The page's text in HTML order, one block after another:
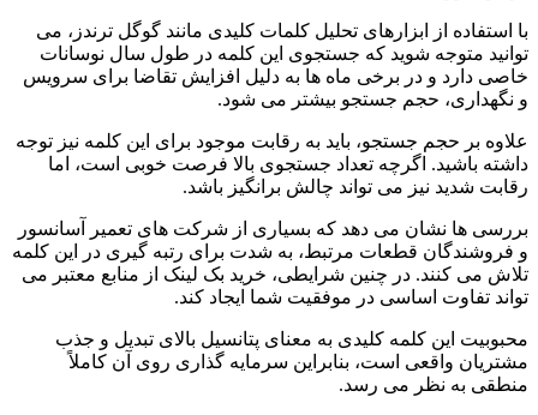
با استفاده از ابزارهای تحلیل کلمات کلیدی مانند گوگل ترندز، می
توانید متوجه شوید که جستجوی این کلمه در طول سال نوسانات
خاصی دارد و در برخی ماه ها به دلیل افزایش تقاضا برای سرویس
و نگهداری، حجم جستجو بیشتر می شود.
علاوه بر حجم جستجو، باید به رقابت موجود برای این کلمه نیز توجه
داشته باشید. اگرچه تعداد جستجوی بالا فرصت خوبی است، اما
رقابت شدید نیز می تواند چالش برانگیز باشد.
بررسی ها نشان می دهد که بسیاری از شرکت های تعمیر آسانسور
و فروشندگان قطعات مرتبط، به شدت برای رتبه گیری در این کلمه
تلاش می کنند. در چنین شرایطی، خرید بک لینک از منابع معتبر می
تواند تفاوت اساسی در موفقیت شما ایجاد کند.
محبوبیت این کلمه کلیدی به معنای پتانسیل بالای تبدیل و جذب
مشتریان واقعی است، بنابراین سرمایه گذاری روی آن کاملاً
منطقی به نظر می رسد.